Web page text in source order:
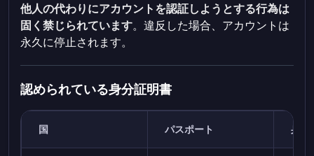
他人の代わりにアカウントを認証しようとする行為は
固く禁じられています。違反した場合、アカウントは
永久に停止されます。
認められている身分証明書
国 パスポート 身分